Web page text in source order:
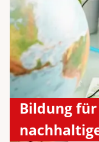
Bildung für